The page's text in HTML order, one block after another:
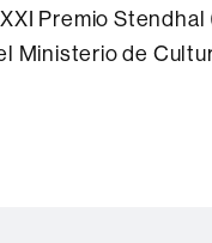
Premio Stendhal
Ministerio de